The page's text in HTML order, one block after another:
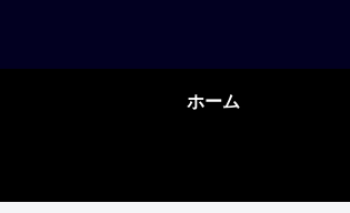
ホーム